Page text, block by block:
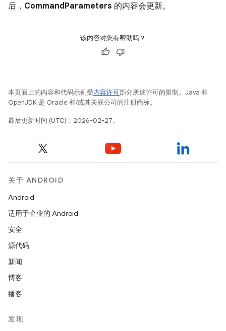
后， CommandParameters 的内容会更新。
该内容对您有帮助吗？
本页面上的内容和代码示例受内容许可部分所述许可的限制。Java 和
OpenJDK 是 Oracle 和/或其关联公司的注册商标。
最后更新时间 (UTC)：2026-02-27。
关于 ANDROID
Android
适用于企业的 Android
安全
源代码
新闻
博客
播客
发现